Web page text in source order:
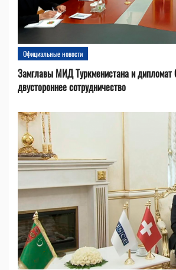
Официальные новости
Замглавы МИД Туркменистана и
двустороннее сотрудничество